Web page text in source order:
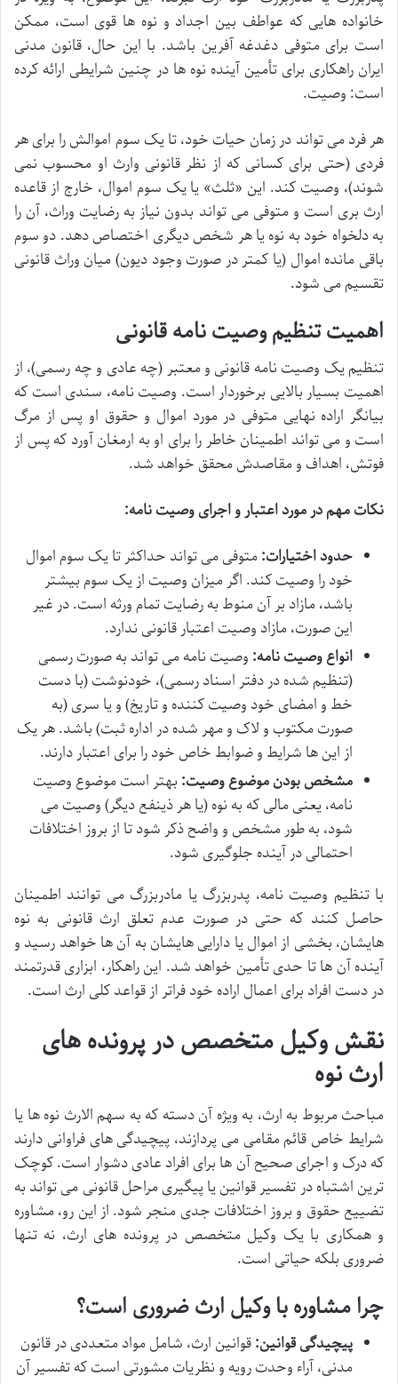
خانواده هایی که عواطف بین اجداد و نوه ها قوی است، ممکن
است برای متوفی دغدغه آفرین باشد. با این حال، قانون مدنی
ایران راهکاری برای تأمین آینده نوه ها در چنین شرایطی ارائه کرده
است: وصیت.
هر فرد می تواند در زمان حیات خود، تا یک سوم اموالش را برای هر
فردی (حتی برای کسانی که از نظر قانونی وارث او محسوب نمی
شوند)، وصیت کند. این «ثلث» یا یک سوم اموال، خارج از قاعده
ارث بری است و متوفی می تواند بدون نیاز به رضایت وراث، آن را
به دلخواه خود به نوه یا هر شخص دیگری اختصاص دهد. دو سوم
باقی مانده اموال (یا کمتر در صورت وجود دیون) میان وراث قانونی
تقسیم می شود.
اهمیت تنظیم وصیت نامه قانونی
تنظیم یک وصیت نامه قانونی و معتبر (چه عادی و چه رسمی)، از
اهمیت بسیار بالایی برخوردار است. وصیت نامه، سندی است که
بیانگر اراده نهایی متوفی در مورد اموال و حقوق او پس از مرگ
است و می تواند اطمینان خاطر را برای او به ارمغان آورد که پس از
فوتش، اهداف و مقاصدش محقق خواهد شد.
نکات مهم در مورد اعتبار و اجرای وصیت نامه:
حدود اختیارات:متوفی می تواند حداکثر تا یک سوم اموال
خود را وصیت کند. اگر میزان وصیت از یک سوم بیشتر
باشد، مازاد بر آن منوط به رضایت تمام ورثه است. در غیر
این صورت، مازاد وصیت اعتبار قانونی ندارد.
انواع وصیت نامه: وصیت نامه می تواند به صورت رسمی
(تنظیم شده در دفتر اسناد رسمی)، خودنوشت (با دست
خط و امضای خود وصیت کننده و تاریخ) و یا سری (به
صورت مکتوب و لاک و مهر شده در اداره ثبت) باشد. هر یک
از این ها شرایط و ضوابط خاص خود را برای اعتبار دارند.
مشخص بودن موضوع وصیت: بهتر است موضوع وصیت
نامه، یعنی مالی که به نوه (یا هر ذینفع دیگر) وصیت می
شود، به طور مشخص و واضح ذکر شود تا از بروز اختلافات
احتمالی در آینده جلوگیری شود.
با تنظیم وصیت نامه، پدربزرگ یا مادربزرگ می توانند اطمینان
حاصل کنند که حتی در صورت عدم تعلق ارث قانونی به نوه
هایشان، بخشی از اموال یا دارایی هایشان به آن ها خواهد رسید و
آینده آن ها تا حدی تأمین خواهد شد. این راهکار، ابزاری قدرتمند
در دست افراد برای اعمال اراده خود فراتر از قواعد کلی ارث است.
نقش وکیل متخصص در پرونده های
ارث نوه
مباحث مربوط به ارث، به ویژه آن دسته که به سهم الارث نوه ها یا
شرایط خاص قائم مقامی می پردازند، پیچیدگی های فراوانی دارند
که درک و اجرای صحیح آن ها برای افراد عادی دشوار است. کوچک
ترین اشتباه در تفسیر قوانین یا پیگیری مراحل قانونی می تواند به
تضییع حقوق و بروز اختلافات جدی منجر شود. از این رو، مشاوره
و همکاری با یک وکیل متخصص در پرونده های ارث، نه تنها
ضروری بلکه حیاتی است.
چرا مشاوره با وکیل ارث ضروری است؟
پیچیدگی قوانین:قوانین ارث، شامل مواد متعددی در قانون
مدنی، آراء وحدت رویه و نظریات مشورتی است که تفسیر آن